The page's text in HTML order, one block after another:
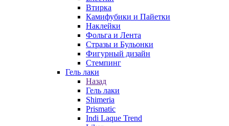
Втирка
Камифубики и Пайетки
Наклейки
Фольга и Лента
Стразы и Бульонки
Фигурный дизайн
Стемпинг
Гель лаки
Назад
Гель лаки
Shimeria
Prismatic
Indi Laque Trend